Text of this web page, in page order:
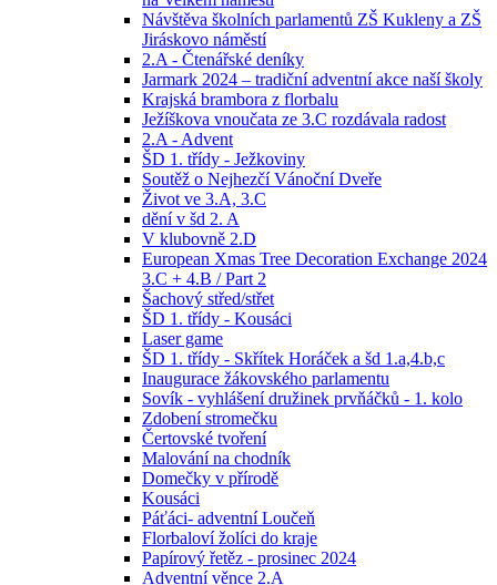
Návštěva školních parlamentů ZŠ Kukleny a ZŠ
Jiráskovo náměstí
2.A - Čtenářské deníky
Jarmark 2024 – tradiční adventní akce naší školy
Krajská brambora z florbalu
Ježíškova vnoučata ze 3.C rozdávala radost
2.A - Advent
ŠD 1. třídy - Ježkoviny
Soutěž o Nejhezčí Vánoční Dveře
Život ve 3.A, 3.C
dění v šd 2. A
V klubovně 2.D
European Xmas Tree Decoration Exchange 2024
3.C + 4.B / Part 2
Šachový střed/střet
ŠD 1. třídy - Kousáci
Laser game
ŠD 1. třídy - Skřítek Horáček a šd 1.a,4.b,c
Inaugurace žákovského parlamentu
Sovík - vyhlášení družinek prvňáčků - 1. kolo
Zdobení stromečku
Čertovské tvoření
Malování na chodník
Domečky v přírodě
Kousáci
Páťáci- adventní Loučeň
Florbaloví žolíci do kraje
Papírový řetěz - prosinec 2024
Adventní věnce 2.A